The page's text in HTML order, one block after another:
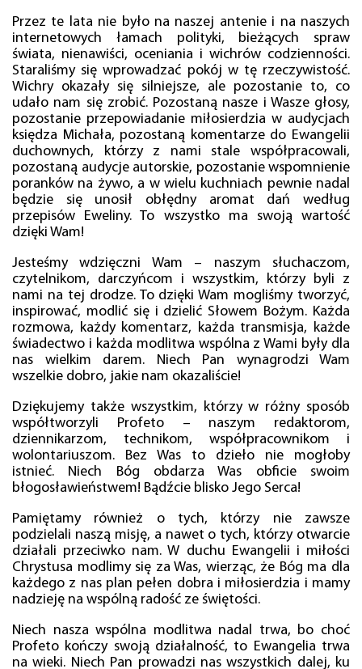
Przez te lata nie było na naszej antenie i na naszych
internetowych łamach polityki, bieżących spraw
świata, nienawiści, oceniania i wichrów codzienności.
Staraliśmy się wprowadzać pokój w tę rzeczywistość.
Wichry okazały się silniejsze, ale pozostanie to, co
udało nam się zrobić. Pozostaną nasze i Wasze głosy,
pozostanie przepowiadanie miłosierdzia w audycjach
księdza Michała, pozostaną komentarze do Ewangelii
duchownych, którzy z nami stale współpracowali,
pozostaną audycje autorskie, pozostanie wspomnienie
poranków na żywo, a w wielu kuchniach pewnie nadal
będzie się unosił obłędny aromat dań według
przepisów Eweliny. To wszystko ma swoją wartość
dzięki Wam!
Jesteśmy wdzięczni Wam – naszym słuchaczom,
czytelnikom, darczyńcom i wszystkim, którzy byli z
nami na tej drodze. To dzięki Wam mogliśmy tworzyć,
inspirować, modlić się i dzielić Słowem Bożym. Każda
rozmowa, każdy komentarz, każda transmisja, każde
świadectwo i każda modlitwa wspólna z Wami były dla
nas wielkim darem. Niech Pan wynagrodzi Wam
wszelkie dobro, jakie nam okazaliście!
Dziękujemy także wszystkim, którzy w różny sposób
współtworzyli Profeto – naszym redaktorom,
dziennikarzom, technikom, współpracownikom i
wolontariuszom. Bez Was to dzieło nie mogłoby
istnieć. Niech Bóg obdarza Was obficie swoim
błogosławieństwem! Bądźcie blisko Jego Serca!
Pamiętamy również o tych, którzy nie zawsze
podzielali naszą misję, a nawet o tych, którzy otwarcie
działali przeciwko nam. W duchu Ewangelii i miłości
Chrystusa modlimy się za Was, wierząc, że Bóg ma dla
każdego z nas plan pełen dobra i miłosierdzia i mamy
nadzieję na wspólną radość ze świętości.
Niech nasza wspólna modlitwa nadal trwa, bo choć
Profeto kończy swoją działalność, to Ewangelia trwa
na wieki. Niech Pan prowadzi nas wszystkich dalej, ku